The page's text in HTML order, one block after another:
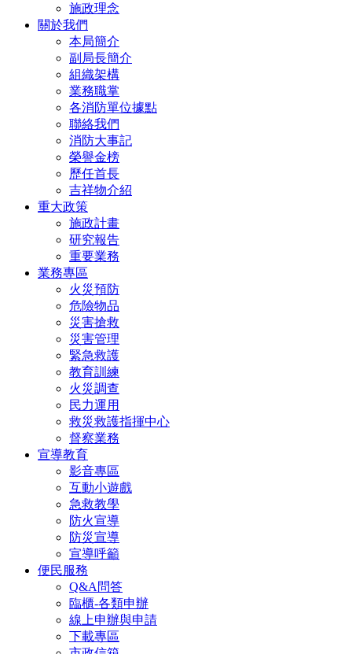
施政理念
關於我們
本局簡介
副局長簡介
組織架構
業務職掌
各消防單位據點
聯絡我們
消防大事記
榮譽金榜
歷任首長
吉祥物介紹
重大政策
施政計畫
研究報告
重要業務
業務專區
火災預防
危險物品
災害搶救
災害管理
緊急救護
教育訓練
火災調查
民力運用
救災救護指揮中心
督察業務
宣導教育
影音專區
互動小遊戲
急救教學
防火宣導
防災宣導
宣導呼籲
便民服務
Q&A問答
臨櫃-各類申辦
線上申辦與申請
下載專區